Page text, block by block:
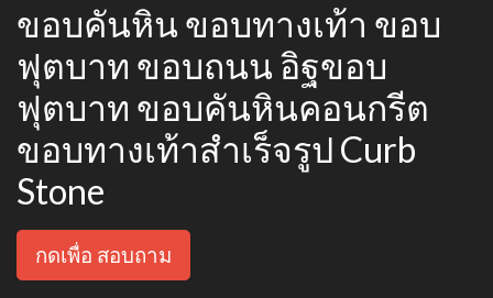
ขอบคันหิน ขอบทางเท้า ขอบ
ฟุตบาท ขอบถนน อิฐขอบ
ฟุตบาท ขอบคันหินคอนกรีต
ขอบทางเท้าสำเร็จรูป Curb
Stone
กดเพื่อ สอบถาม